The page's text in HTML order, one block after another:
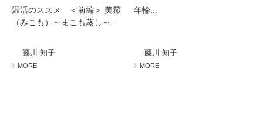
温活のススメ ＜前編＞ 美菰
（みこも）～まこも蒸し～...
藤川 知子
MORE
年輪...
藤川 知子
MORE